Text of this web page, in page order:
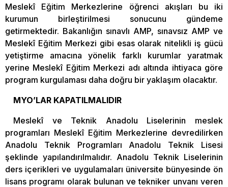
Meslekî Eğitim Merkezlerine öğrenci akışları bu iki
kurumun birleştirilmesi sonucunu gündeme
getirmektedir. Bakanlığın sınavlı AMP, sınavsız AMP ve
Meslekî Eğitim Merkezi gibi esas olarak nitelikli iş gücü
yetiştirme amacına yönelik farklı kurumlar yaratmak
yerine Meslekî Eğitim Merkezi adı altında ihtiyaca göre
program kurgulaması daha doğru bir yaklaşım olacaktır.
MYO’LAR KAPATILMALIDIR
Meslekî ve Teknik Anadolu Liselerinin meslek
programları Meslekî Eğitim Merkezlerine devredilirken
Anadolu Teknik Programları Anadolu Teknik Lisesi
şeklinde yapılandırılmalıdır. Anadolu Teknik Liselerinin
ders içerikleri ve uygulamaları üniversite bünyesinde ön
lisans programı olarak bulunan ve tekniker unvanı veren